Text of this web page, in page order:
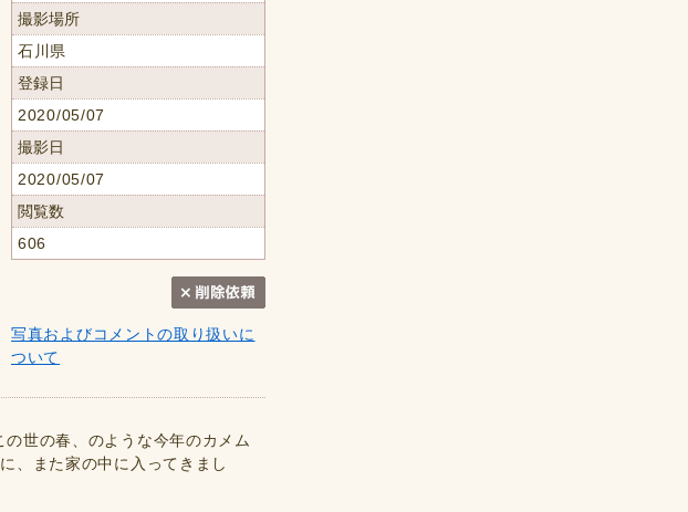
撮影場所
石川県
登録日
2020/05/07
撮影日
2020/05/07
閲覧数
606
写真およびコメントの取り扱いに
ついて
世の春、のような今年のカメム
、また家の中に入ってきまし